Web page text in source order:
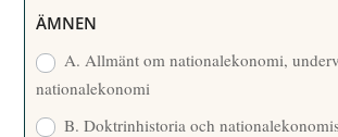
R
ÄMNEN
A. Allmänt om nationalekonomi,
nationalekonomi
B. Doktrinhistoria och